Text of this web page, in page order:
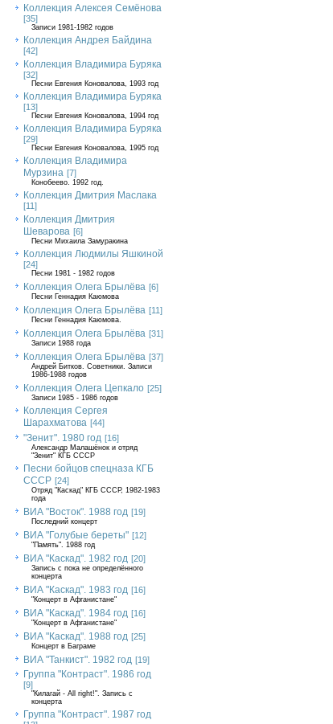
Коллекция Алексея Семёнова
[35]
Записи 1981-1982 годов
Коллекция Андрея Байдина
[42]
Коллекция Владимира Буряка
[32]
Песни Евгения Коновалова, 1993 год
Коллекция Владимира Буряка
[13]
Песни Евгения Коновалова, 1994 год
Коллекция Владимира Буряка
[29]
Песни Евгения Коновалова, 1995 год
Коллекция Владимира
Мурзина [7]
Конобеево. 1992 год.
Коллекция Дмитрия Маслака
[11]
Коллекция Дмитрия
Шеварова [6]
Песни Михаила Замуракина
Коллекция Людмилы Яшкиной
[24]
Песни 1981 - 1982 годов
Коллекция Олега Брылёва [6]
Песни Геннадия Каюмова
Коллекция Олега Брылёва [11]
Песни Геннадия Каюмова.
Коллекция Олега Брылёва [31]
Записи 1988 года
Коллекция Олега Брылёва [37]
Андрей Битков. Советники. Записи
1986-1988 годов
Коллекция Олега Цепкало [25]
Записи 1985 - 1986 годов
Коллекция Сергея
Шарахматова [44]
"Зенит". 1980 год [16]
Александр Малашёнок и отряд
"Зенит" КГБ СССР
Песни бойцов спецназа КГБ
СССР [24]
Отряд "Каскад" КГБ СССР, 1982-1983
года
ВИА "Восток". 1988 год [19]
Последний концерт
ВИА "Голубые береты" [12]
"Память". 1988 год
ВИА "Каскад". 1982 год [20]
Запись с пока не определённого
концерта
ВИА "Каскад". 1983 год [16]
"Концерт в Афганистане"
ВИА "Каскад". 1984 год [16]
"Концерт в Афганистане"
ВИА "Каскад". 1988 год [25]
Концерт в Баграме
ВИА "Танкист". 1982 год [19]
Группа "Контраст". 1986 год
[9]
"Килагай - All right!". Запись с
концерта
Группа "Контраст". 1987 год